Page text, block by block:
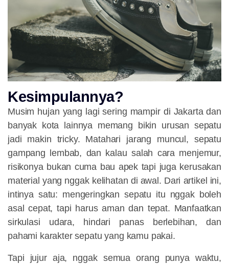
Kesimpulannya?
Musim hujan yang lagi sering mampir di Jakarta dan
banyak kota lainnya memang bikin urusan sepatu
jadi makin tricky. Matahari jarang muncul, sepatu
gampang lembab, dan kalau salah cara menjemur,
risikonya bukan cuma bau apek tapi juga kerusakan
material yang nggak kelihatan di awal. Dari artikel ini,
intinya satu: mengeringkan sepatu itu nggak boleh
asal cepat, tapi harus aman dan tepat. Manfaatkan
sirkulasi udara, hindari panas berlebihan, dan
pahami karakter sepatu yang kamu pakai.
Tapi jujur aja, nggak semua orang punya waktu,